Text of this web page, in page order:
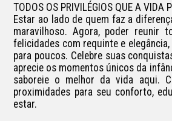
TODOS OS PRIVILÉGIOS QUE A VIDA
Estar ao lado de quem faz a
maravilhoso. Agora, poder reunir
felicidades com requinte e
para poucos. Celebre suas
aprecie os momentos únicos da
saboreie o melhor da vida aqui.
proximidades para seu conforto,
estar.